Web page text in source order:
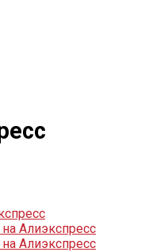
Алиэкспресс
Алиэкспресс